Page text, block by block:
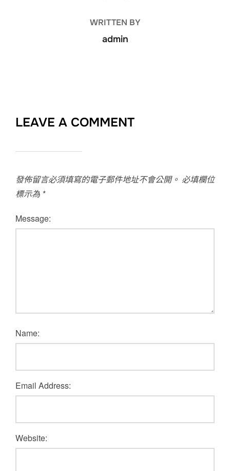
WRITTEN BY
admin
LEAVE A COMMENT
發佈留言必須填寫的電子郵件地址不會公開。 必填欄位
標示為 *
Message:
Name:
Email Address:
Website: